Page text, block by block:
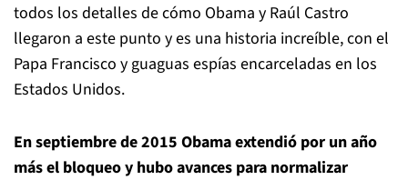
todos los detalles de cómo Obama y Raúl Castro
llegaron a este punto y es una historia increíble, con el
Papa Francisco y guaguas espías encarceladas en los
Estados Unidos.
En septiembre de 2015 Obama extendió por un año
más el bloqueo y hubo avances para normalizar